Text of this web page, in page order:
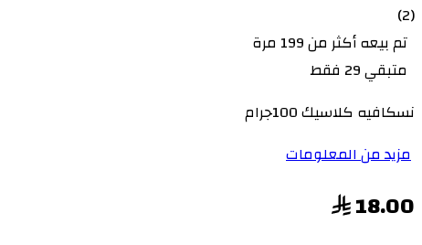
(2)
تم بيعه أكثر من 199 مرة
متبقي 29 فقط
نسكافيه كلاسيك 100جرام
مزيد من المعلومات
18.00